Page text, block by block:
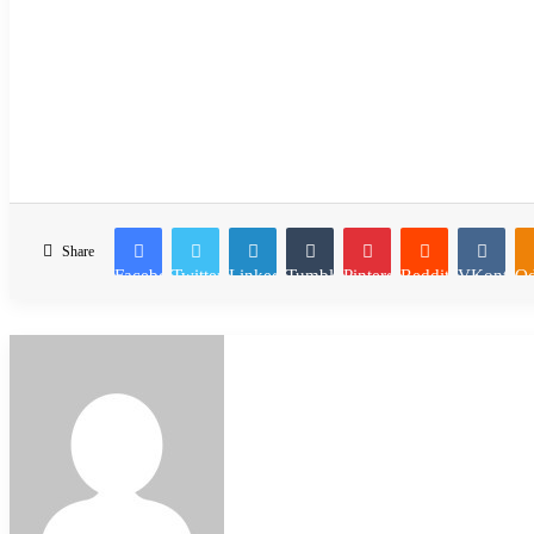
Share
FacebookTwitter LinkedInTumblr PinterestReddit